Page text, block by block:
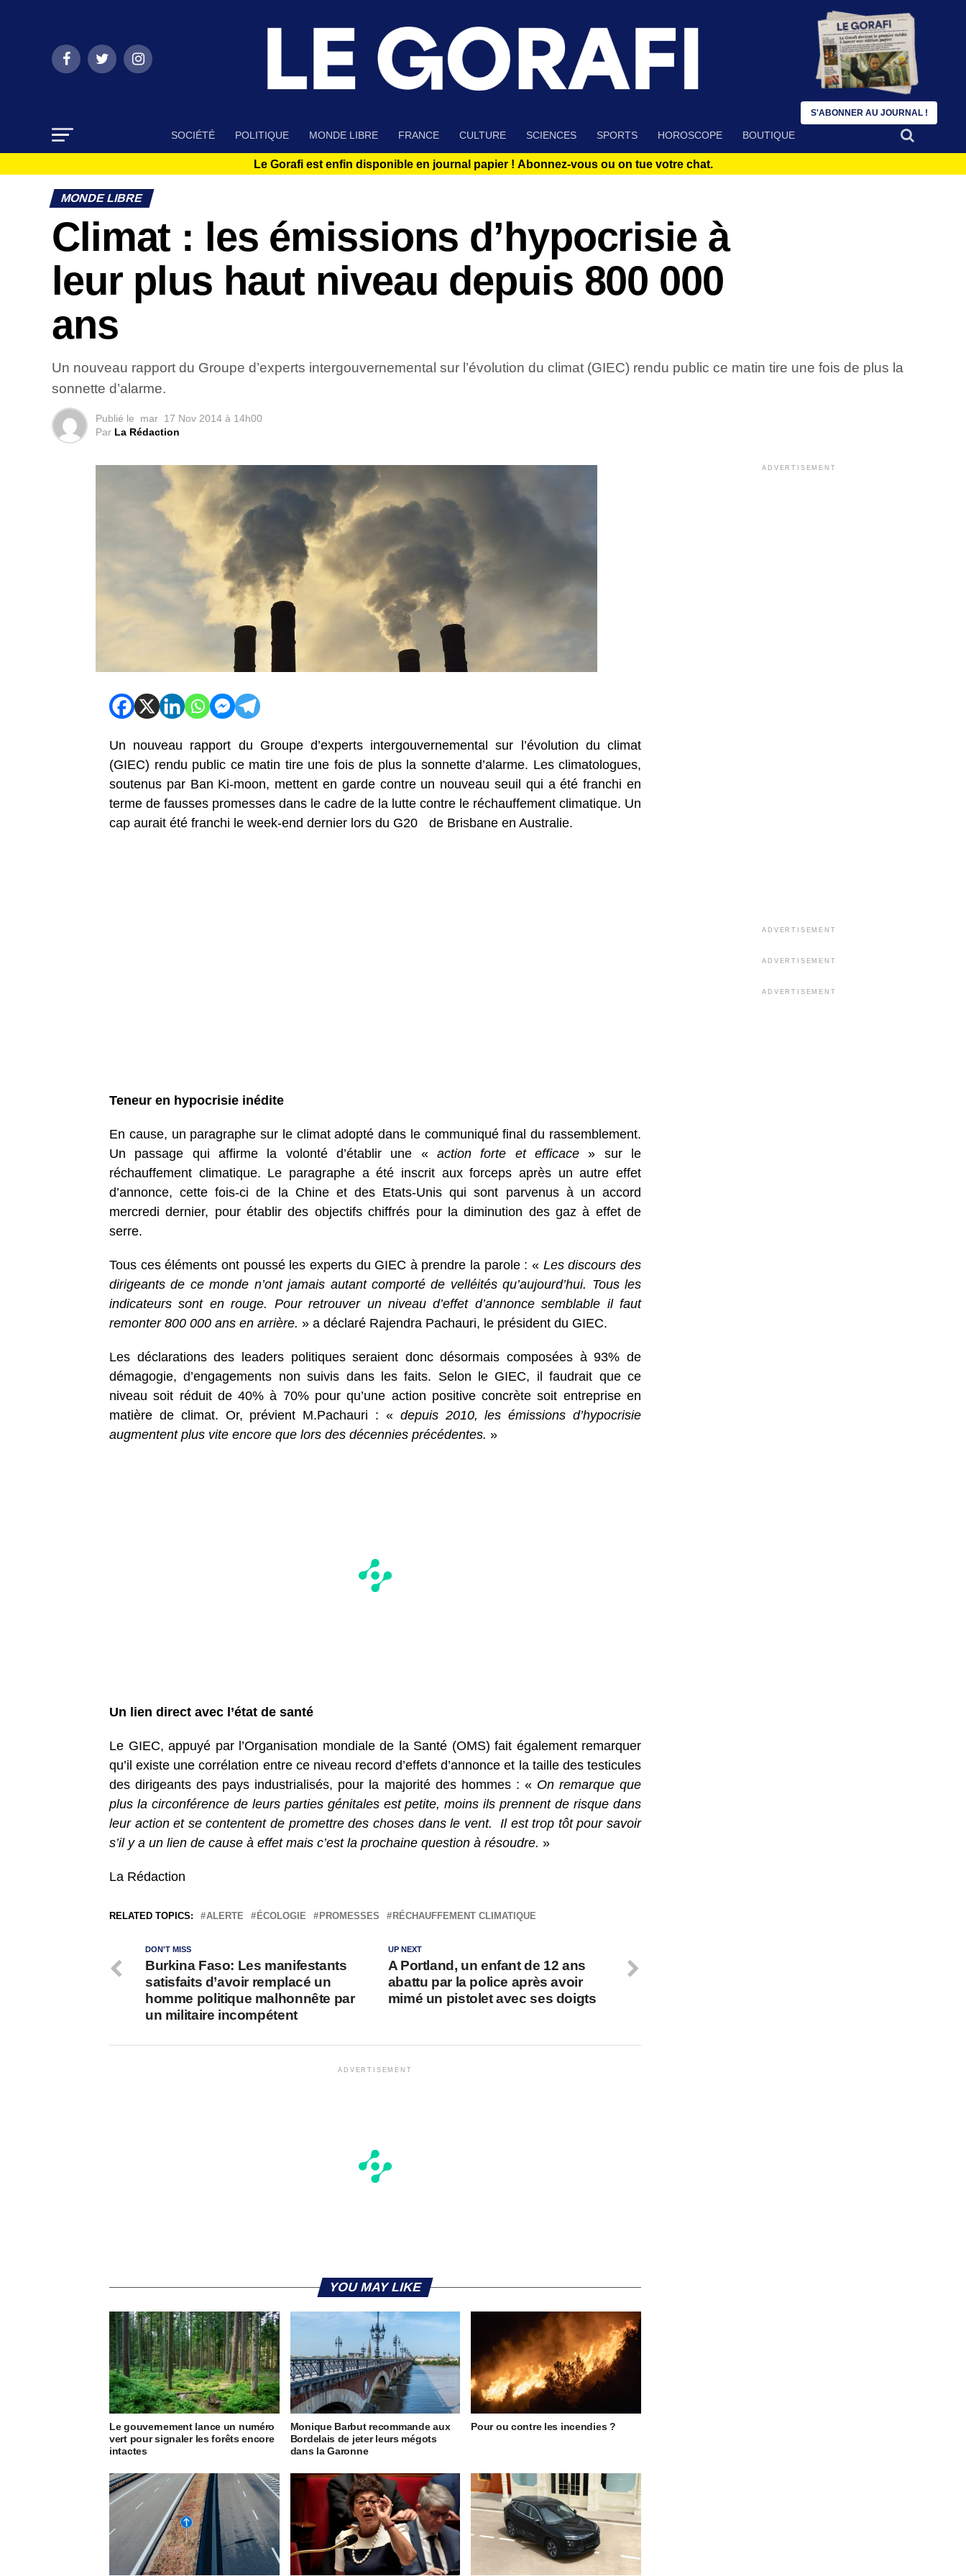
SOCIÉTÉ POLITIQUE MONDE LIBRE FRANCE CULTURE SCIENCES SPORTS HOROSCOPE BOUTIQUE
Le Gorafi est enfin disponible en journal papier ! Abonnez-vous ou on tue votre chat.
MONDE LIBRE
Climat : les émissions d’hypocrisie à
leur plus haut niveau depuis 800 000
ans
Un nouveau rapport du Groupe d’experts intergouvernemental sur l’évolution du climat (GIEC) rendu public ce matin tire une fois de plus la
sonnette d’alarme.
Publié le mar 17 Nov 2014 à 14h00
Par La Rédaction
Un nouveau rapport du Groupe d’experts intergouvernemental sur l’évolution du climat
(GIEC) rendu public ce matin tire une fois de plus la sonnette d’alarme. Les climatologues,
soutenus par Ban Ki-moon, mettent en garde contre un nouveau seuil qui a été franchi en
terme de fausses promesses dans le cadre de la lutte contre le réchauffement climatique. Un
cap aurait été franchi le week-end dernier lors du G20
de Brisbane en Australie.
Teneur en hypocrisie inédite
En cause, un paragraphe sur le climat adopté dans le communiqué final du rassemblement.
Un passage qui affirme la volonté d’établir une « action forte et efficace » sur le
réchauffement climatique. Le paragraphe a été inscrit aux forceps après un autre effet
d’annonce, cette fois-ci de la Chine et des Etats-Unis qui sont parvenus à un accord
mercredi dernier, pour établir des objectifs chiffrés pour la diminution des gaz à effet de
serre.
Tous ces éléments ont poussé les experts du GIEC à prendre la parole : « Les discours des
dirigeants de ce monde n’ont jamais autant comporté de velléités qu’aujourd’hui. Tous les
indicateurs sont en rouge. Pour retrouver un niveau d’effet d’annonce semblable il faut
remonter 800 000 ans en arrière. » a déclaré Rajendra Pachauri, le président du GIEC.
Les déclarations des leaders politiques seraient donc désormais composées à 93% de
démagogie, d’engagements non suivis dans les faits. Selon le GIEC, il faudrait que ce
niveau soit réduit de 40% à 70% pour qu’une action positive concrète soit entreprise en
matière de climat. Or, prévient M.Pachauri : « depuis 2010, les émissions d’hypocrisie
augmentent plus vite encore que lors des décennies précédentes. »
Un lien direct avec l’état de santé
Le GIEC, appuyé par l’Organisation mondiale de la Santé (OMS) fait également remarquer
qu’il existe une corrélation entre ce niveau record d’effets d’annonce et la taille des testicules
des dirigeants des pays industrialisés, pour la majorité des hommes : « On remarque que
plus la circonférence de leurs parties génitales est petite, moins ils prennent de risque dans
leur action et se contentent de promettre des choses dans le vent. Il est trop tôt pour savoir
s’il y a un lien de cause à effet mais c’est la prochaine question à résoudre. »
La Rédaction
RELATED TOPICS: ALERTE ÉCOLOGIE PROMESSES RÉCHAUFFEMENT CLIMATIQUE
UP NEXT
A Portland, un enfant de 12 ans
abattu par la police après avoir
mimé un pistolet avec ses doigts
DON'T MISS
Burkina Faso: Les manifestants
satisfaits d’avoir remplacé un
homme politique malhonnête par
un militaire incompétent
ADVERTISEMENT
YOU MAY LIKE
Le gouvernement lance un numéro
vert pour signaler les forêts encore
intactes
Monique Barbut recommande aux
Bordelais de jeter leurs mégots
dans la Garonne
Pour ou contre les incendies ?
ADVERTISEMENT
ADVERTISEMENT
ADVERTISEMENT
ADVERTISEMENT
S'ABONNER AU JOURNAL !